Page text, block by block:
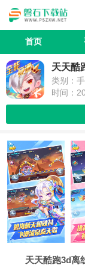
首页
天天酷
类别：
时间：
天天酷跑3d离